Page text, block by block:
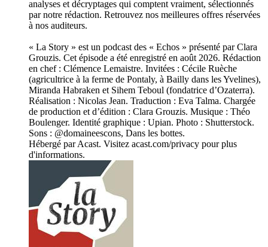
analyses et décryptages qui comptent vraiment, sélectionnés
par notre rédaction. Retrouvez nos meilleures offres réservées
à nos auditeurs.
« La Story » est un podcast des « Echos » présenté par Clara
Grouzis. Cet épisode a été enregistré en août 2026. Rédaction
en chef : Clémence Lemaistre. Invitées : Cécile Ruèche
(agricultrice à la ferme de Pontaly, à Bailly dans les Yvelines),
Miranda Habraken et Sihem Teboul (fondatrice d’Ozaterra).
Réalisation : Nicolas Jean. Traduction : Eva Talma. Chargée
de production et d’édition : Clara Grouzis. Musique : Théo
Boulenger. Identité graphique : Upian. Photo : Shutterstock.
Sons : @domaineescons, Dans les bottes.
Hébergé par Acast. Visitez acast.com/privacy pour plus
d'informations.